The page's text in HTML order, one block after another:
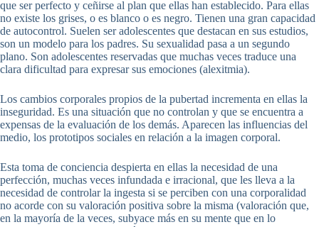
que ser perfecto y ceñirse al plan que ellas han establecido. Para ellas
no existe los grises, o es blanco o es negro. Tienen una gran capacidad
de autocontrol. Suelen ser adolescentes que destacan en sus estudios,
son un modelo para los padres. Su sexualidad pasa a un segundo
plano. Son adolescentes reservadas que muchas veces traduce una
clara dificultad para expresar sus emociones (alexitmia).
Los cambios corporales propios de la pubertad incrementa en ellas la
inseguridad. Es una situación que no controlan y que se encuentra a
expensas de la evaluación de los demás. Aparecen las influencias del
medio, los prototipos sociales en relación a la imagen corporal.
Esta toma de conciencia despierta en ellas la necesidad de una
perfección, muchas veces infundada e irracional, que les lleva a la
necesidad de controlar la ingesta si se perciben con una corporalidad
no acorde con su valoración positiva sobre la misma (valoración que,
en la mayoría de la veces, subyace más en su mente que en lo